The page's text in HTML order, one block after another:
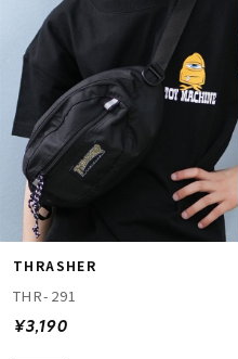
THRASHER
THR-291
¥3,190